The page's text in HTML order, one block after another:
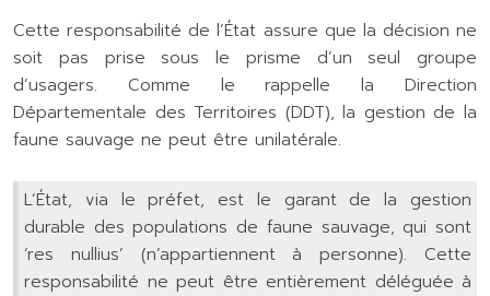
Cette responsabilité de l’État assure que la décision ne
soit pas prise sous le prisme d’un seul groupe
d’usagers. Comme le rappelle la Direction
Départementale des Territoires (DDT), la gestion de la
faune sauvage ne peut être unilatérale.
L’État, via le préfet, est le garant de la gestion
durable des populations de faune sauvage, qui sont
‘res nullius’ (n’appartiennent à personne). Cette
responsabilité ne peut être entièrement déléguée à